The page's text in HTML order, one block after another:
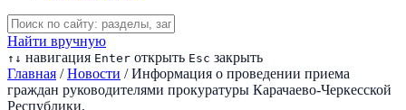
Найти вручную
↑ ↓ навигация Enter открыть Esc закрыть
Главная / Новости / Информация о проведении приема
граждан руководителями прокуратуры Карачаево-Черкесской
Республики.